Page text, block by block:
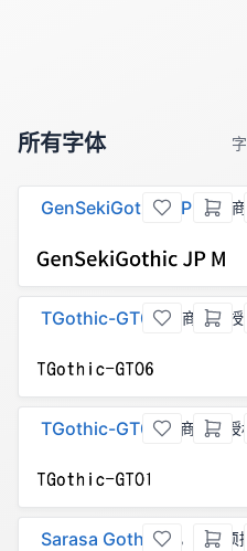
所有字体
GenSekiGothic JP M，
TGothic-GT06，商用须授
TGothic-GT01，商用须授
Sarasa Gothic J ，商用须